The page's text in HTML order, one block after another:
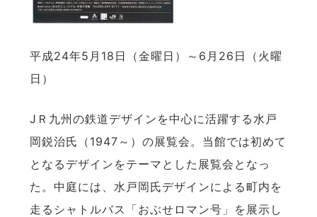
平成24年5月18日（金曜日）～6月26日（火曜
日）
JＲ九州の鉄道デザインを中心に活躍する水戸
岡鋭治氏（1947～）の展覧会。当館では初めて
となるデザインをテーマとした展覧会となっ
た。中庭には、水戸岡氏デザインによる町内を
走るシャトルバス「おぶせロマン号」を展示し